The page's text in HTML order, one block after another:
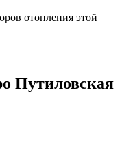
отопления этой
Путиловская